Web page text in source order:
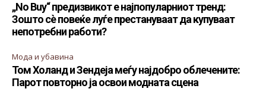
„No Buy“ предизвикот е најпопуларниот тренд:
Зошто сè повеќе луѓе престануваат да купуваат
непотребни работи?
Мода и убавина
Том Холанд и Зендеја меѓу најдобро облечените:
Парот повторно ја освои модната сцена